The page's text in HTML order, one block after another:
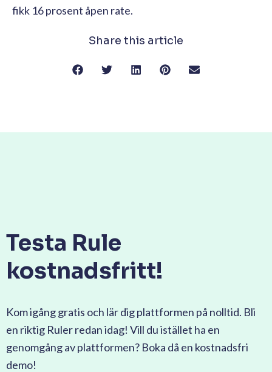
fikk 16 prosent åpen rate.
Share this article
Testa Rule
kostnadsfritt!
Kom igång gratis och lär dig plattformen på nolltid. Bli
en riktig Ruler redan idag! Vill du istället ha en
genomgång av plattformen? Boka då en kostnadsfri
demo!